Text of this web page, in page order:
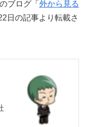
ブログ「 外から見る
日の記事より転載さ